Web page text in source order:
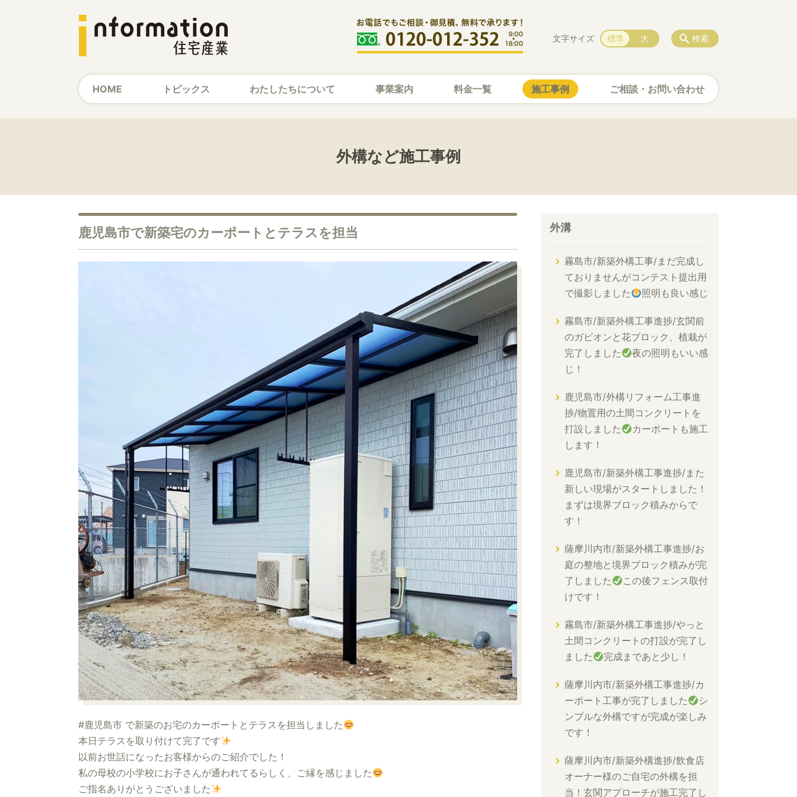
HOME トピックス わたしたちについて 事業案内 料金一覧 施工事例 ご相談・お問い合わせ
検索
文字サイズ 標準 大
外構など施工事例
鹿児島市で新築宅のカーポートとテラスを担当
#鹿児島市 で新築のお宅のカーポートとテラスを担当しました
本日テラスを取り付けて完了です
以前お世話になったお客様からのご紹介でした！
私の母校の小学校にお子さんが通われてるらしく、ご縁を感じました
ご指名ありがとうございました
外溝
霧島市/新築外構工事/まだ完成し
ておりませんがコンテスト提出用
で撮影しました
照明も良い感じ
霧島市/新築外構工事進捗/玄関前
のガビオンと花ブロック、植栽が
完了しました
夜の照明もいい感
じ！
鹿児島市/外構リフォーム工事進
捗/物置用の土間コンクリートを
打設しました
カーポートも施工
します！
鹿児島市/新築外構工事進捗/また
新しい現場がスタートしました！
まずは境界ブロック積みからで
す！
薩摩川内市/新築外構工事進捗/お
庭の整地と境界ブロック積みが完
了しました
この後フェンス取付
けです！
霧島市/新築外構工事進捗/やっと
土間コンクリートの打設が完了し
ました
完成まであと少し！
薩摩川内市/新築外構工事進捗/カ
ーポート工事が完了しました
シ
ンプルな外構ですが完成が楽しみ
です！
薩摩川内市/新築外構進捗/飲食店
オーナー様のご自宅の外構を担
当！玄関アプローチが施工完了し